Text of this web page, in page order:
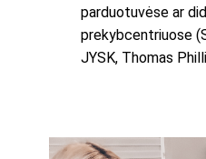
parduotuvėse ar
prekybcentriuose
JYSK, Thomas